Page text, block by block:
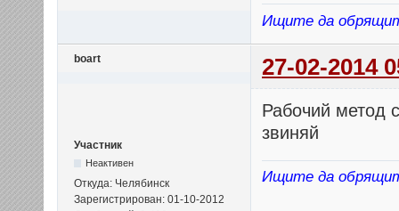
Ищите да
boart 27-02-2014
Участник
Неактивен
Откуда: Челябинск
Зарегистрирован: 01-10-2012
Рабочий метод
звиняй
Ищите да